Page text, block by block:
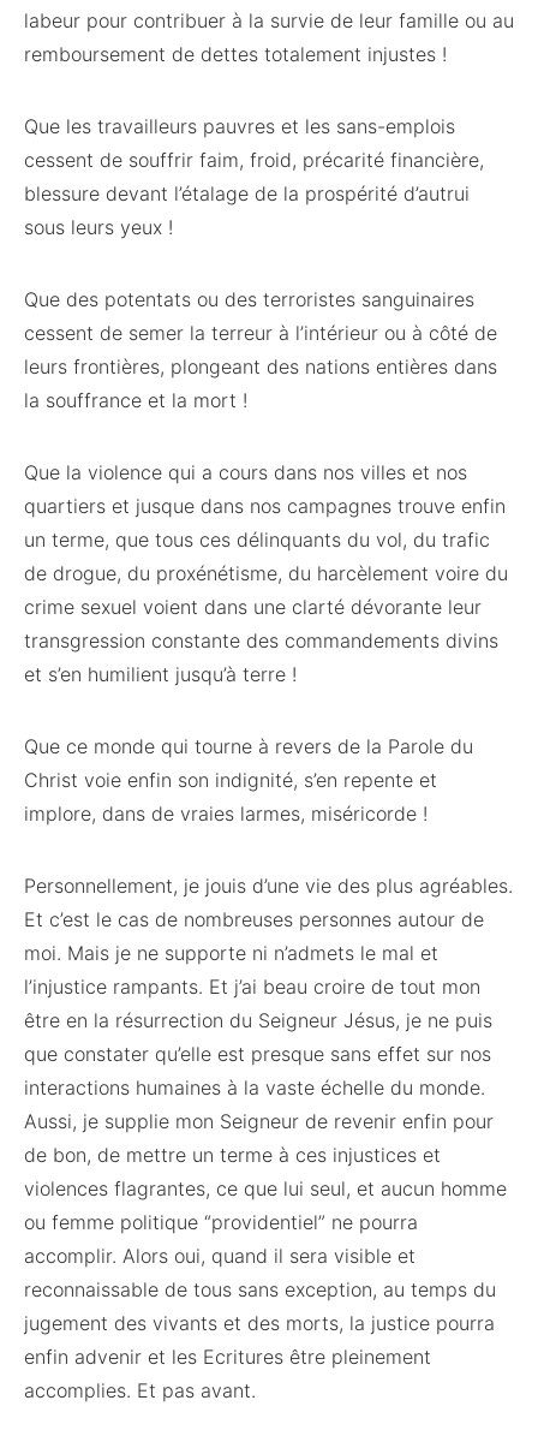
labeur pour contribuer à la survie de leur famille ou au
remboursement de dettes totalement injustes !
Que les travailleurs pauvres et les sans-emplois
cessent de souffrir faim, froid, précarité financière,
blessure devant l’étalage de la prospérité d’autrui
sous leurs yeux !
Que des potentats ou des terroristes sanguinaires
cessent de semer la terreur à l’intérieur ou à côté de
leurs frontières, plongeant des nations entières dans
la souffrance et la mort !
Que la violence qui a cours dans nos villes et nos
quartiers et jusque dans nos campagnes trouve enfin
un terme, que tous ces délinquants du vol, du trafic
de drogue, du proxénétisme, du harcèlement voire du
crime sexuel voient dans une clarté dévorante leur
transgression constante des commandements divins
et s’en humilient jusqu’à terre !
Que ce monde qui tourne à revers de la Parole du
Christ voie enfin son indignité, s’en repente et
implore, dans de vraies larmes, miséricorde !
Personnellement, je jouis d’une vie des plus agréables.
Et c’est le cas de nombreuses personnes autour de
moi. Mais je ne supporte ni n’admets le mal et
l’injustice rampants. Et j’ai beau croire de tout mon
être en la résurrection du Seigneur Jésus, je ne puis
que constater qu’elle est presque sans effet sur nos
interactions humaines à la vaste échelle du monde.
Aussi, je supplie mon Seigneur de revenir enfin pour
de bon, de mettre un terme à ces injustices et
violences flagrantes, ce que lui seul, et aucun homme
ou femme politique “providentiel” ne pourra
accomplir. Alors oui, quand il sera visible et
reconnaissable de tous sans exception, au temps du
jugement des vivants et des morts, la justice pourra
enfin advenir et les Ecritures être pleinement
accomplies. Et pas avant.